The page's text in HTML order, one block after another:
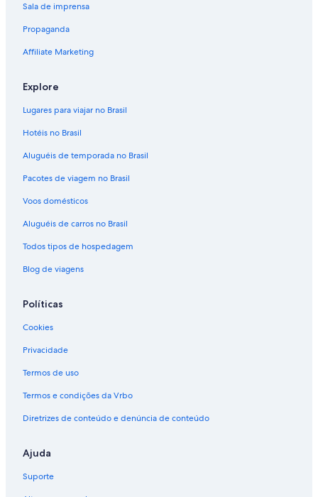
Sala de imprensa
Propaganda
Affiliate Marketing
Explore
Lugares para viajar no Brasil
Hotéis no Brasil
Aluguéis de temporada no Brasil
Pacotes de viagem no Brasil
Voos domésticos
Aluguéis de carros no Brasil
Todos tipos de hospedagem
Blog de viagens
Políticas
Cookies
Privacidade
Termos de uso
Termos e condições da Vrbo
Diretrizes de conteúdo e denúncia de conteúdo
Ajuda
Suporte